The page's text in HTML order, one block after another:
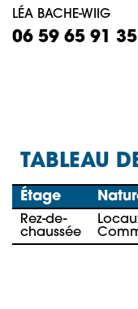
LÉA BACHE-WIIG
06 59 65 91 35
TABLEAU
Étage
Rez-de-
chaussée